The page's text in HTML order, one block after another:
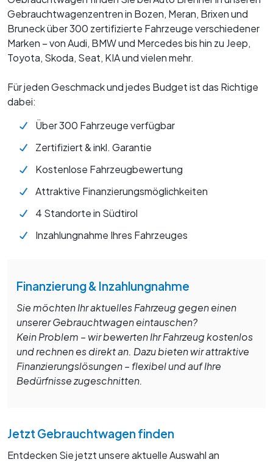
Gebrauchtwagenzentren in Bozen, Meran, Brixen und
Bruneck über 300 zertifizierte Fahrzeuge verschiedener
Marken – von Audi, BMW und Mercedes bis hin zu Jeep,
Toyota, Skoda, Seat, KIA und vielen mehr.
Für jeden Geschmack und jedes Budget ist das Richtige
dabei:
Über 300 Fahrzeuge verfügbar
Zertifiziert & inkl. Garantie
Kostenlose Fahrzeugbewertung
Attraktive Finanzierungsmöglichkeiten
4 Standorte in Südtirol
Inzahlungnahme Ihres Fahrzeuges
Finanzierung & Inzahlungnahme
Sie möchten Ihr aktuelles Fahrzeug gegen einen
unserer Gebrauchtwagen eintauschen?
Kein Problem – wir bewerten Ihr Fahrzeug kostenlos
und rechnen es direkt an. Dazu bieten wir attraktive
Finanzierungslösungen – flexibel und auf Ihre
Bedürfnisse zugeschnitten.
Jetzt Gebrauchtwagen finden
Entdecken Sie jetzt unsere aktuelle Auswahl an